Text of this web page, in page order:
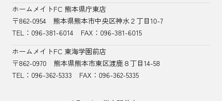
ホームメイトFC 熊本県庁東店
〒862-0954
熊本県熊本市中央区神水２丁目10-7
TEL：096-381-6014
FAX：096-381-6015
ホームメイトFC 東海学園前店
〒862-0970
熊本県熊本市東区渡鹿８丁目14-58
TEL： 096-362-5333 FAX：096-362-5335